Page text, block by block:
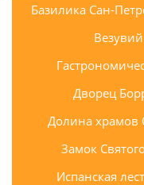
Базилика Сан-
Везувий
Дворец
Долина храмов
Замок
Испанская